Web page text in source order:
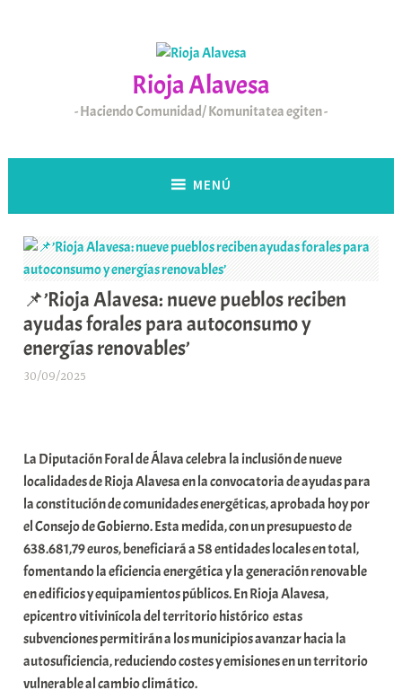
Rioja Alavesa
Haciendo Comunidad/ Komunitatea egiten
MENÚ
📌’Rioja Alavesa: nueve pueblos reciben
ayudas forales para autoconsumo y
energías renovables’
30/09/2025
a
r
E
r
r
i
o
x
a
K
o
La Diputación Foral de Álava celebra la inclusión de nueve
localidades de Rioja Alavesa en la convocatoria de ayudas para
la constitución de comunidades energéticas, aprobada hoy por
el Consejo de Gobierno. Esta medida, con un presupuesto de
638.681,79 euros, beneficiará a 58 entidades locales en total,
fomentando la eficiencia energética y la generación renovable
en edificios y equipamientos públicos. En Rioja Alavesa,
epicentro vitivinícola del territorio histórico estas
subvenciones permitirán a los municipios avanzar hacia la
autosuficiencia, reduciendo costes y emisiones en un territorio
vulnerable al cambio climático.